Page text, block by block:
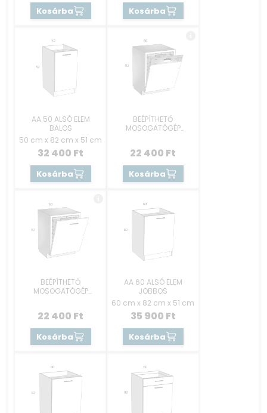
Kosárba Kosárba
AA 50 ALSÓ ELEM
BALOS
50 cm x 82 cm x 51 cm
32 400 Ft
Kosárba
BEÉPÍTHETŐ
MOSOGATÓGÉP
22 400 Ft
Kosárba
BEÉPÍTHETŐ
MOSOGATÓGÉP
22 400 Ft
Kosárba
AA 60 ALSÓ ELEM
JOBBOS
60 cm x 82 cm x 51 cm
35 900 Ft
Kosárba